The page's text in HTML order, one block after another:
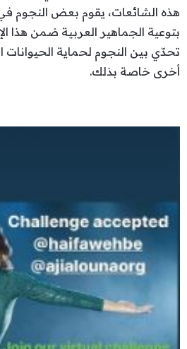
هذه الشائعات، يقوم بعض النجوم في
بتوعية الجماهير العربية ضمن هذا
تحدّي بين النجوم لحماية
أخرى خاصة بذلك.